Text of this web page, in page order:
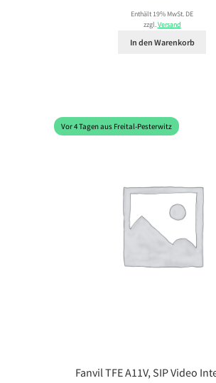
Enthält 19% MwSt. DE
zzgl.Versand
In den Warenkorb
Vor 4 Tagen aus Freital-Pesterwitz
Fanvil TFE A11V, SIP Video